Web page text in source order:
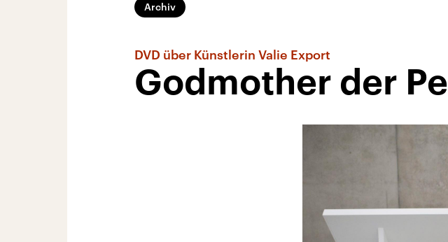
Archiv
DVD über Künstlerin Valie Export
Godmother der